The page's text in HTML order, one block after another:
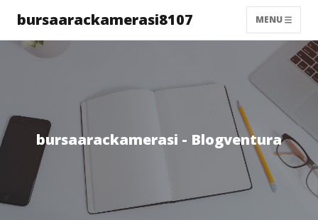
bursaarackamerasi8107 MENU
bursaarackamerasi - Blogventura